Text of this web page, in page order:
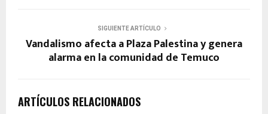
SIGUIENTE ARTÍCULO
Vandalismo afecta a Plaza Palestina y genera
alarma en la comunidad de Temuco
ARTÍCULOS RELACIONADOS